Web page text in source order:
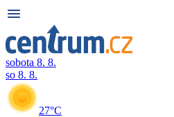
sobota 8. 8.
so 8. 8.
27°C